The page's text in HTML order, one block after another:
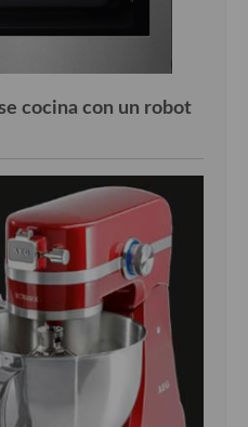
cocina con un robot